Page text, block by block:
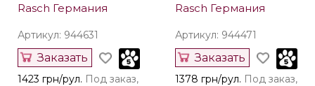
Rasch Германия
Артикул: 944631
Заказать
1423 грн/рул. Под заказ,
Rasch Германия
Артикул: 944471
Заказать
1378 грн/рул. Под заказ,